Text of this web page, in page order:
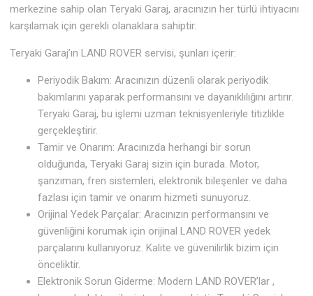
merkezine sahip olan Teryaki Garaj, aracınızın her türlü ihtiyacını
karşılamak için gerekli olanaklara sahiptir.
Teryaki Garaj’ın LAND ROVER servisi, şunları içerir:
Periyodik Bakım: Aracınızın düzenli olarak periyodik
bakımlarını yaparak performansını ve dayanıklılığını artırır.
Teryaki Garaj, bu işlemi uzman teknisyenleriyle titizlikle
gerçekleştirir.
Tamir ve Onarım: Aracınızda herhangi bir sorun
olduğunda, Teryaki Garaj sizin için burada. Motor,
şanzıman, fren sistemleri, elektronik bileşenler ve daha
fazlası için tamir ve onarım hizmeti sunuyoruz.
Orijinal Yedek Parçalar: Aracınızın performansını ve
güvenliğini korumak için orijinal LAND ROVER yedek
parçalarını kullanıyoruz. Kalite ve güvenilirlik bizim için
önceliktir.
Elektronik Sorun Giderme: Modern LAND ROVER’lar ,